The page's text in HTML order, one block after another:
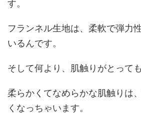
す。
フランネル生地は、柔軟で弾力
いるんです。
そして何より、肌触りがとって
柔らかくてなめらかな肌触りは
くなっちゃいます。